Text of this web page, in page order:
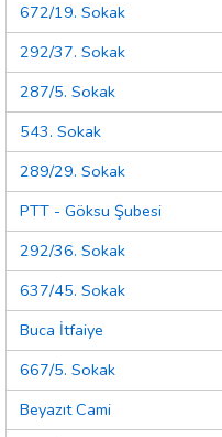
672/19. Sokak
292/37. Sokak
287/5. Sokak
543. Sokak
289/29. Sokak
PTT - Göksu Şubesi
292/36. Sokak
637/45. Sokak
Buca İtfaiye
667/5. Sokak
Beyazıt Cami